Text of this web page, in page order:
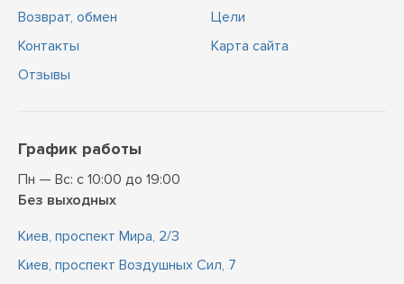
Возврат, обмен
Контакты
Отзывы
Цели
Карта сайта
График работы
Пн — Вс: с 10:00 до 19:00
Без выходных
Киев, проспект Мира, 2/3
Киев, проспект Воздушных Сил, 7